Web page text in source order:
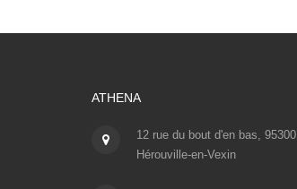
ATHENA
12 rue du bout d'en bas, 95300
Hérouville-en-Vexin